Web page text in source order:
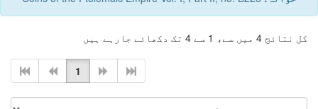
کل نتائج 4 میں سے، 1 سے 4 تک دکھائے جارہے ہیں
1